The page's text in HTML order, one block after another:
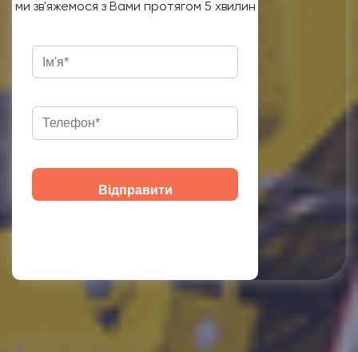
ми зв'яжемося з Вами протягом 5 хвилин